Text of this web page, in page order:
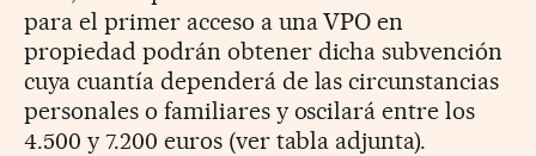
para el primer acceso a una VPO en
propiedad podrán obtener dicha subvención
cuya cuantía dependerá de las circunstancias
personales o familiares y oscilará entre los
4.500 y 7.200 euros (ver tabla adjunta).